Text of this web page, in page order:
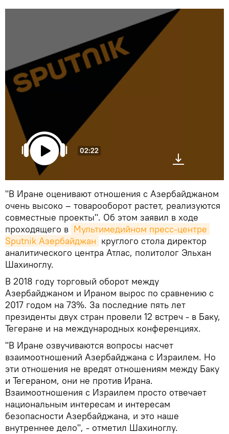
02:22
"В Иране оценивают отношения с Азербайджаном
очень высоко – товарооборот растет, реализуются
совместные проекты". Об этом заявил в ходе
проходящего в Мультимедийном пресс-центре
Sputnik Азербайджан круглого стола директор
аналитического центра Атлас, политолог Эльхан
Шахиноглу.
В 2018 году торговый оборот между
Азербайджаном и Ираном вырос по сравнению с
2017 годом на 73%. За последние пять лет
президенты двух стран провели 12 встреч - в Баку,
Тегеране и на международных конференциях.
"В Иране озвучиваются вопросы насчет
взаимоотношений Азербайджана с Израилем. Но
эти отношения не вредят отношениям между Баку
и Тегераном, они не против Ирана.
Взаимоотношения с Израилем просто отвечает
национальным интересам и интересам
безопасности Азербайджана, и это наше
внутреннее дело", - отметил Шахиноглу.